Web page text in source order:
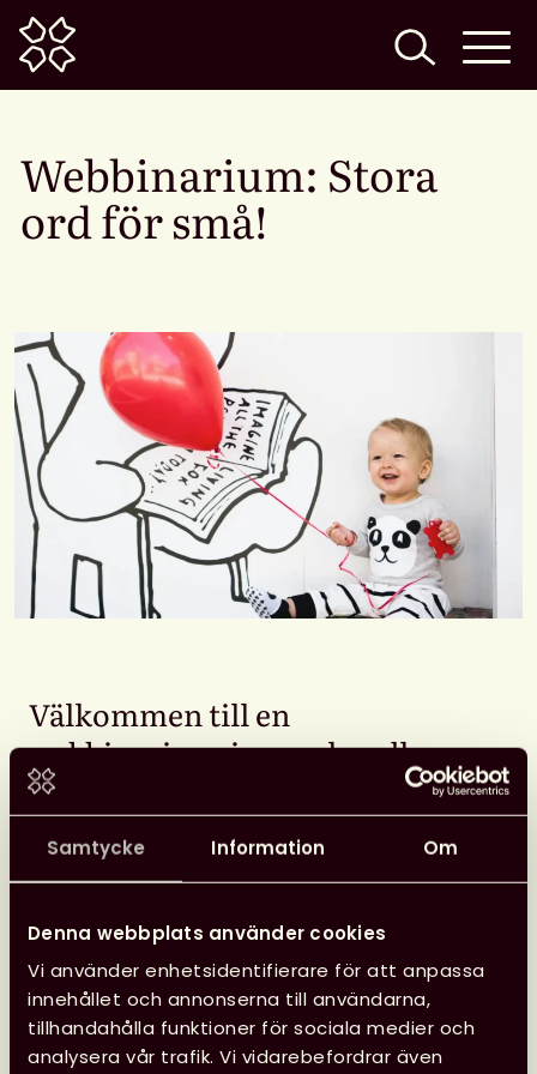
Samtycke Information Om
Denna webbplats använder cookies
Vi använder enhetsidentifierare för att anpassa
innehållet och annonserna till användarna,
tillhandahålla funktioner för sociala medier och
analysera vår trafik. Vi vidarebefordrar även
Home
Webbinarium: Stora
ord för små!
Välkommen till en
webbinarieserie som handlar
om språk- och läsfrämjande för
de yngsta barnen – i praktiken.
Innehållet utgår ifrån
läsfrämjande för de yngsta
barnen.
Under träffarna kommer vi att fördjupa oss i